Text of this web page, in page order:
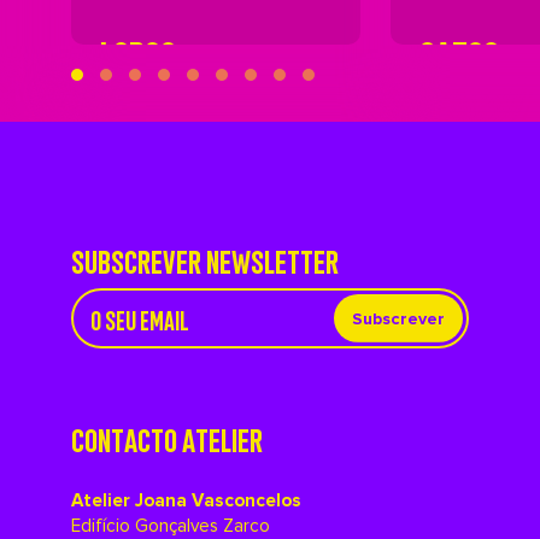
LOBOS GATOS
SUBSCREVER NEWSLETTER
Subscrever
CONTACTO ATELIER
Atelier Joana Vasconcelos
Edifício Gonçalves Zarco